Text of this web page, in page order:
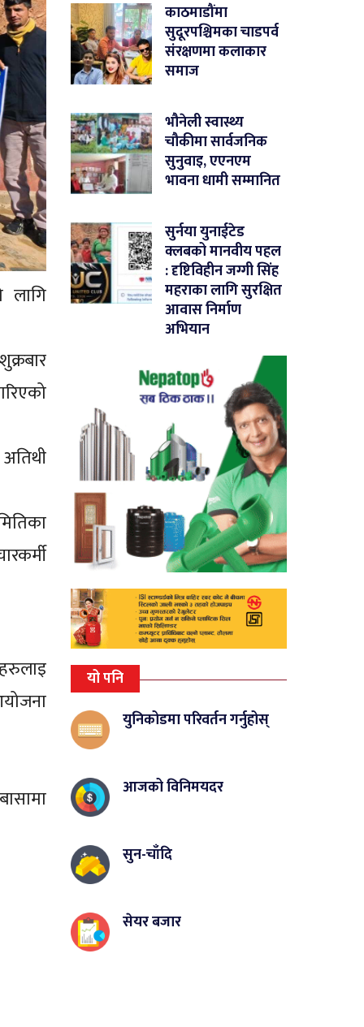
लागि
काठमाडौंमा
सुदूरपश्चिमका चाडपर्व
संरक्षणमा कलाकार
समाज
भौनेली स्वास्थ्य
चौकीमा सार्वजनिक
सुनुवाइ, एएनएम
भावना धामी सम्मानित
सुर्नया युनाईटेड
क्लबको मानवीय पहल
: दृष्टिविहीन जग्गी सिंह
महराका लागि सुरक्षित
आवास निर्माण
अभियान
यो पनि
युनिकोडमा परिवर्तन गर्नुहोस्
आजको विनिमयदर
सुन-चाँदि
सेयर बजार